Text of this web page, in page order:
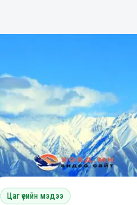
Цаг үеийн мэдээ